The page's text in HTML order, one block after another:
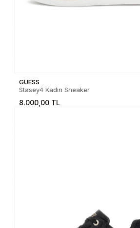
GUESS
Stasey4 Kadın Sneaker
8.000,00 TL